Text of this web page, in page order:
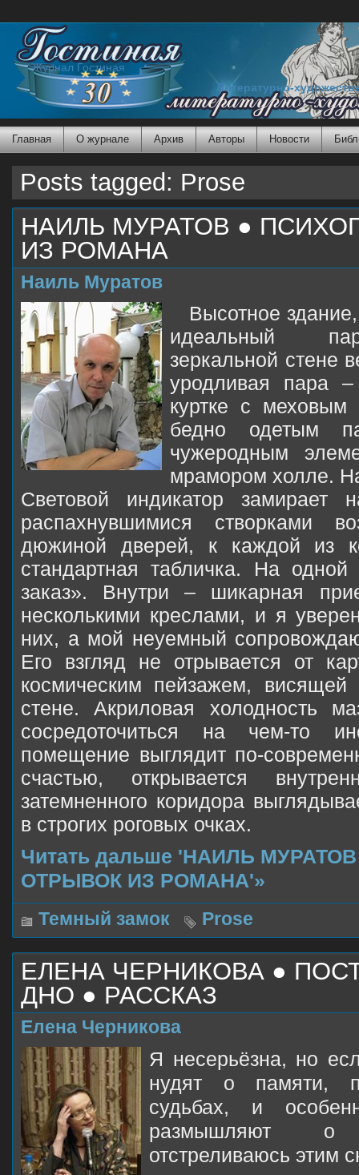
Журнал Гостиная
Литературно-
Главная О журнале Архив Авторы Новости
Posts tagged: Prose
НАИЛЬ МУРАТОВ ●
ИЗ РОМАНА
Наиль Муратов
Высотное
идеальный
зеркальной стене
уродливая пара
куртке с меховым
бедно одетым
чужеродным
мрамором холле.
Световой индикатор
распахнувшимися створками
дюжиной дверей, к каждой из
стандартная табличка. На
заказ». Внутри – шикарная
несколькими креслами, и я
них, а мой неуемный
Его взгляд не отрывается от
космическим пейзажем, висящей
стене. Акриловая холодность
сосредоточиться на чем-то
помещение выглядит по-
счастью, открывается
затемненного коридора
в строгих роговых очках.
Читать дальше 'НАИЛЬ
ОТРЫВОК ИЗ РОМАНА'»
Темный замок Prose
ЕЛЕНА ЧЕРНИКОВА ●
ДНО ● РАССКАЗ
Елена Черникова
Я несерьёзна, но
нудят о памяти,
судьбах, и
размышляют о
отстреливаюсь этим